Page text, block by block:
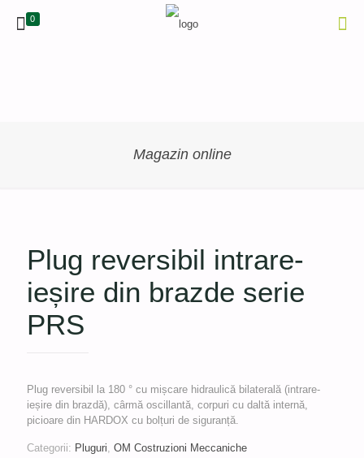
0
Magazin online
Plug reversibil intrare-
ieșire din brazde serie
PRS
Plug reversibil la 180 ° cu mișcare hidraulică bilaterală (intrare-
ieșire din brazdă), cârmă oscillantă, corpuri cu daltă internă,
picioare din HARDOX cu bolțuri de siguranță.
Categorii: Pluguri, OM Costruzioni Meccaniche